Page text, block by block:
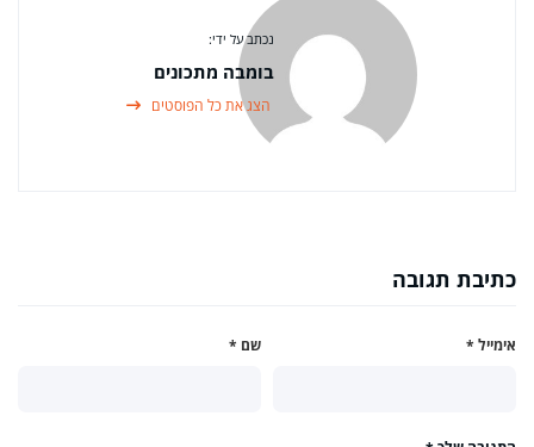
נכתב על ידי:
בומבה מתכונים
הצג את כל הפוסטים
כתיבת תגובה
שם * אימייל *